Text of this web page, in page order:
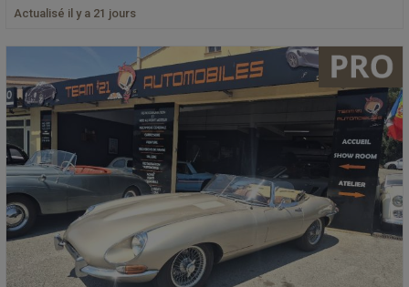
Actualisé il y a 21 jours